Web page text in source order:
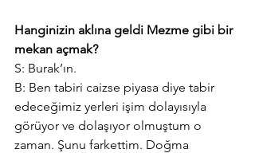
Hanginizin aklına geldi Mezme gibi bir
mekan açmak?
S: Burak’ın.
B: Ben tabiri caizse piyasa diye tabir
edeceğimiz yerleri işim dolayısıyla
görüyor ve dolaşıyor olmuştum o
zaman. Şunu farkettim. Doğma